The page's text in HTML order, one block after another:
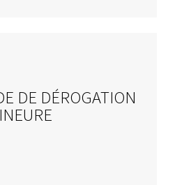
DE DÉROGATION